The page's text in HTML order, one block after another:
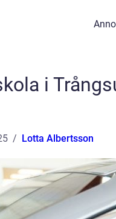
i
Lotta Albertsson